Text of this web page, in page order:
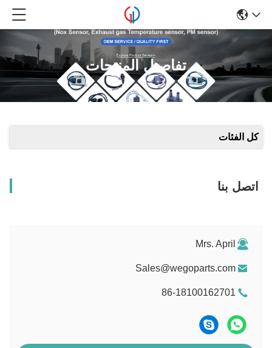
تفاصيل المنتجات
كل الفئات
اتصل بنا
Mrs. April
Sales@wegoparts.com
86-18100162701